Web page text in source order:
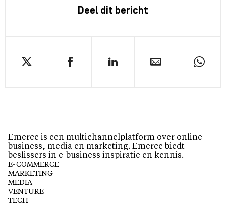
Deel dit bericht
Emerce is een multichannelplatform over online
business, media en marketing. Emerce biedt
beslissers in e-business inspiratie en kennis.
E-COMMERCE
MARKETING
MEDIA
VENTURE
TECH